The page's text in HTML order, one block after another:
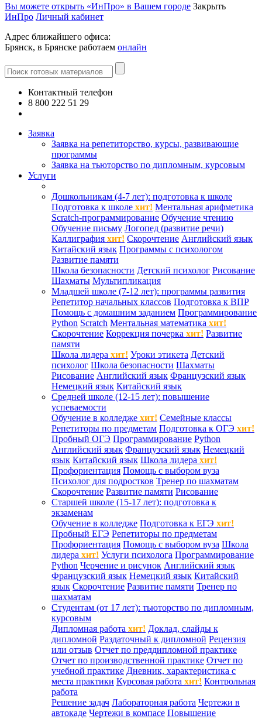
Вы можете открыть «ИнПро» в Вашем городе Закрыть
ИнПро Личный кабинет
Адрес ближайшего офиса:
Брянск, в Брянске работаем онлайн
Контактный телефон
8 800 222 51 29
Заявка
Заявка на репетиторство, курсы, развивающие
программы
Заявка на тьюторство по дипломным, курсовым
Услуги
Дошкольникам (4-7 лет): подготовка к школе
Подготовка к школе хит! Ментальная арифметика
Scratch-программирование Обучение чтению
Обучение письму Логопед (развитие речи)
Каллиграфия хит! Скорочтение Английский язык
Китайский язык Программы с психологом
Развитие памяти
Школа безопасности Детский психолог Рисование
Шахматы Мультипликация
Младшей школе (7-12 лет): программы развития
Репетитор начальных классов Подготовка к ВПР
Помощь с домашним заданием Программирование
Python Scratch Ментальная математика хит!
Скорочтение Коррекция почерка хит! Развитие
памяти
Школа лидера хит! Уроки этикета Детский
психолог Школа безопасности Шахматы
Рисование Английский язык Французский язык
Немецкий язык Китайский язык
Средней школе (12-15 лет): повышение
успеваемости
Обучение в колледже хит! Семейные классы
Репетиторы по предметам Подготовка к ОГЭ хит!
Пробный ОГЭ Программирование Python
Английский язык Французский язык Немецкий
язык Китайский язык Школа лидера хит!
Профориентация Помощь с выбором вуза
Психолог для подростков Тренер по шахматам
Скорочтение Развитие памяти Рисование
Старшей школе (15-17 лет): подготовка к
экзаменам
Обучение в колледже Подготовка к ЕГЭ хит!
Пробный ЕГЭ Репетиторы по предметам
Профориентация Помощь с выбором вуза Школа
лидера хит! Услуги психолога Программирование
Python Черчение и рисунок Английский язык
Французский язык Немецкий язык Китайский
язык Скорочтение Развитие памяти Тренер по
шахматам
Студентам (от 17 лет): тьюторство по дипломным,
курсовым
Дипломная работа хит! Доклад, слайды к
дипломной Раздаточный к дипломной Рецензия
или отзыв Отчет по преддипломной практике
Отчет по производственной практике Отчет по
учебной практике Дневник, характеристика с
места практики Курсовая работа хит! Контрольная
работа
Решение задач Лабораторная работа Чертежи в
автокаде Чертежи в компасе Повышение